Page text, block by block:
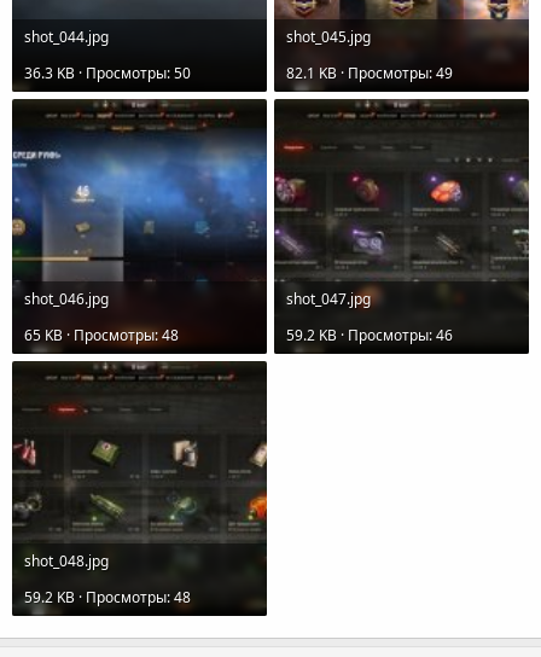
shot_044.jpg
36.3 KB · Просмотры: 50
shot_045.jpg
82.1 KB · Просмотры: 49
shot_046.jpg
65 KB · Просмотры: 48
shot_047.jpg
59.2 KB · Просмотры: 46
shot_048.jpg
59.2 KB · Просмотры: 48